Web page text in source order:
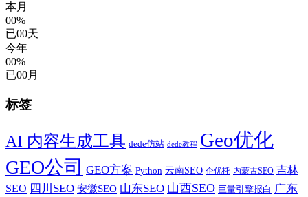
本月
00%
已00天
今年
00%
已00月
标签
AI 内容生成工具 dede仿站 dede教程 Geo优化
GEO公司 GEO方案 Python 云南SEO 企优托 内蒙古SEO 吉林
SEO 四川SEO 安徽SEO 山东SEO 山西SEO 巨量引擎报白 广东